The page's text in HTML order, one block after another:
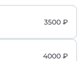
3500 ₽
4000 ₽